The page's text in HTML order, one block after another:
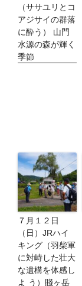
（ササユリとコ
アジサイの群落
に酔う） 山門
水源の森が輝く
季節
７月１２日
（日）JRハイ
キング（羽柴軍
に対峙した壮大
な遺構を体感し
よ う）賤ヶ岳